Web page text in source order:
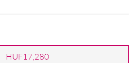
HUF17,280